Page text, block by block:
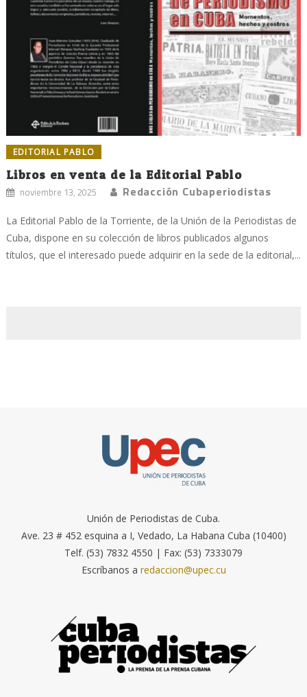
EDITORIAL PABLO
Libros en venta de la Editorial Pablo
noviembre 13, 2025 Redacción Cubaperiodistas
La Editorial Pablo de la Torriente, de la Unión de la Periodistas de
Cuba, dispone en su colección de libros publicados algunos
títulos, que el interesado puede adquirir en la sede de la editorial,...
Unión de Periodistas de Cuba.
Ave. 23 # 452 esquina a I, Vedado, La Habana Cuba (10400)
Telf. (53) 7832 4550 | Fax: (53) 7333079
Escríbanos a redaccion@upec.cu